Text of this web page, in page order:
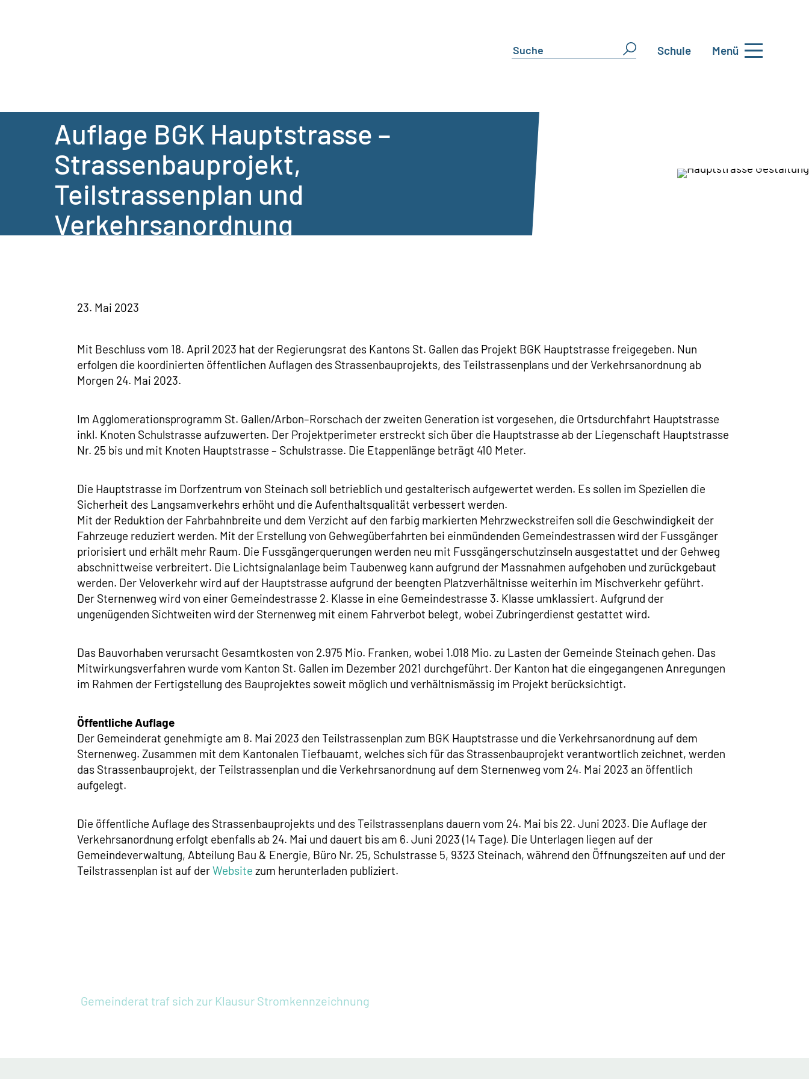
Schule Menü
Auflage BGK Hauptstrasse –
Strassenbauprojekt,
Teilstrassenplan und
Verkehrsanordnung
23. Mai 2023
Mit Beschluss vom 18. April 2023 hat der Regierungsrat des Kantons St. Gallen das Projekt BGK Hauptstrasse freigegeben. Nun
erfolgen die koordinierten öffentlichen Auflagen des Strassenbauprojekts, des Teilstrassenplans und der Verkehrsanordnung ab
Morgen 24. Mai 2023.
Im Agglomerationsprogramm St. Gallen/Arbon–Rorschach der zweiten Generation ist vorgesehen, die Ortsdurchfahrt Hauptstrasse
inkl. Knoten Schulstrasse aufzuwerten. Der Projektperimeter erstreckt sich über die Hauptstrasse ab der Liegenschaft Hauptstrasse
Nr. 25 bis und mit Knoten Hauptstrasse – Schulstrasse. Die Etappenlänge beträgt 410 Meter.
Die Hauptstrasse im Dorfzentrum von Steinach soll betrieblich und gestalterisch aufgewertet werden. Es sollen im Speziellen die
Sicherheit des Langsamverkehrs erhöht und die Aufenthaltsqualität verbessert werden.
Mit der Reduktion der Fahrbahnbreite und dem Verzicht auf den farbig markierten Mehrzweckstreifen soll die Geschwindigkeit der
Fahrzeuge reduziert werden. Mit der Erstellung von Gehwegüberfahrten bei einmündenden Gemeindestrassen wird der Fussgänger
priorisiert und erhält mehr Raum. Die Fussgängerquerungen werden neu mit Fussgängerschutzinseln ausgestattet und der Gehweg
abschnittweise verbreitert. Die Lichtsignalanlage beim Taubenweg kann aufgrund der Massnahmen aufgehoben und zurückgebaut
werden. Der Veloverkehr wird auf der Hauptstrasse aufgrund der beengten Platzverhältnisse weiterhin im Mischverkehr geführt.
Der Sternenweg wird von einer Gemeindestrasse 2. Klasse in eine Gemeindestrasse 3. Klasse umklassiert. Aufgrund der
ungenügenden Sichtweiten wird der Sternenweg mit einem Fahrverbot belegt, wobei Zubringerdienst gestattet wird.
Das Bauvorhaben verursacht Gesamtkosten von 2.975 Mio. Franken, wobei 1.018 Mio. zu Lasten der Gemeinde Steinach gehen. Das
Mitwirkungsverfahren wurde vom Kanton St. Gallen im Dezember 2021 durchgeführt. Der Kanton hat die eingegangenen Anregungen
im Rahmen der Fertigstellung des Bauprojektes soweit möglich und verhältnismässig im Projekt berücksichtigt.
Öffentliche Auflage
Der Gemeinderat genehmigte am 8. Mai 2023 den Teilstrassenplan zum BGK Hauptstrasse und die Verkehrsanordnung auf dem
Sternenweg. Zusammen mit dem Kantonalen Tiefbauamt, welches sich für das Strassenbauprojekt verantwortlich zeichnet, werden
das Strassenbauprojekt, der Teilstrassenplan und die Verkehrsanordnung auf dem Sternenweg vom 24. Mai 2023 an öffentlich
aufgelegt.
Die öffentliche Auflage des Strassenbauprojekts und des Teilstrassenplans dauern vom 24. Mai bis 22. Juni 2023. Die Auflage der
Verkehrsanordnung erfolgt ebenfalls ab 24. Mai und dauert bis am 6. Juni 2023 (14 Tage). Die Unterlagen liegen auf der
Gemeindeverwaltung, Abteilung Bau & Energie, Büro Nr. 25, Schulstrasse 5, 9323 Steinach, während den Öffnungszeiten auf und der
Teilstrassenplan ist auf derWebsite zum herunterladen publiziert.
Gemeinderat traf sich zur Klausur Stromkennzeichnung